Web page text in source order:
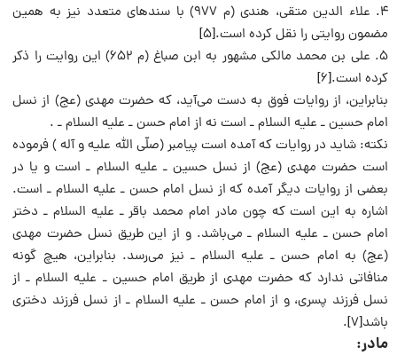
۴. علاء الدین متقی، هندی (م ۹۷۷) با سندهای متعدد نیز به همین
مضمون روایتی را نقل کرده است.[۵]
۵. علی بن محمد مالکی مشهور به ابن صباغ (م ۶۵۲) این روایت را ذکر
کرده است.[۶]
بنابراین، از روایات فوق به دست می‌آید، که حضرت مهدی (عج) از نسل
امام حسین ـ علیه السلام ـ است نه از امام حسن ـ علیه السلام ـ .
نکته: شاید در روایات که آمده است پیامبر (صلّی الله علیه و آله ) فرموده
است حضرت مهدی (عج) از نسل حسین ـ علیه السلام ـ است و یا در
بعضی از روایات دیگر آمده که از نسل امام حسن ـ علیه السلام ـ است.
اشاره به این است که چون مادر امام محمد باقر ـ علیه السلام ـ دختر
امام حسن ـ علیه السلام ـ می‌باشد. و از این طریق نسل حضرت مهدی
(عج) به امام حسن ـ علیه السلام ـ نیز می‌رسد. بنابراین، هیچ گونه
منافاتی ندارد که حضرت مهدی از طریق امام حسین ـ علیه السلام ـ از
نسل فرزند پسری، و از امام حسن ـ علیه السلام ـ از نسل فرزند دختری
باشد[۷].
مادر: